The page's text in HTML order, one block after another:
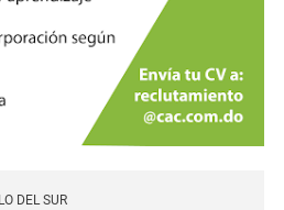
DEL SUR